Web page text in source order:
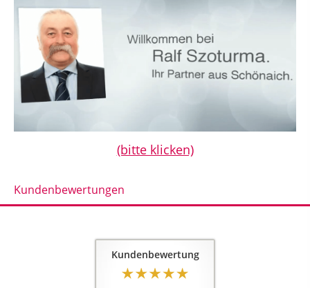
(bitte klicken)
Kundenbewertungen
Kundenbewertung